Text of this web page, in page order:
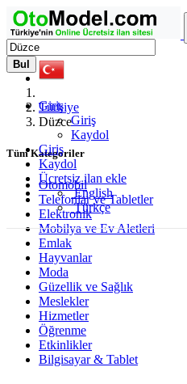
Giriş
Giriş
Kaydol
Giriş
Kaydol
Ücretsiz ilan ekle
English
Türkçe
Bul
Türkiye
Düzce
Tüm Kategoriler
Otomobil
Telefonlar ve Tabletler
Elektronik
Mobilya ve Ev Aletleri
Emlak
Hayvanlar
Moda
Güzellik ve Sağlık
Meslekler
Hizmetler
Öğrenme
Etkinlikler
Bilgisayar & Tablet